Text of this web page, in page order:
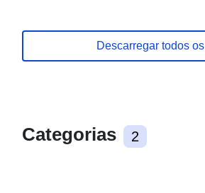
Descarregar todos os
Categorias 2